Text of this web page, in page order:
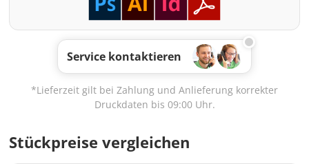
Service kontaktieren
*Lieferzeit gilt bei Zahlung und Anlieferung korrekter
Druckdaten bis 09:00 Uhr.
Stückpreise vergleichen